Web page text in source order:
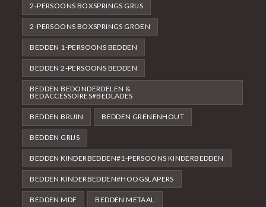
2-PERSOONS BOXSPRINGS GRIJS
2-PERSOONS BOXSPRINGS GROEN
BEDDEN 1-PERSOONS BEDDEN
BEDDEN 2-PERSOONS BEDDEN
BEDDEN BEDONDERDELEN &
BEDACCESSOIRES#BEDLADES
BEDDEN BRUIN BEDDEN GRENENHOUT
BEDDEN GRIJS
BEDDEN KINDERBEDDEN#1-PERSOONS KINDERBEDDEN
BEDDEN KINDERBEDDEN#HOOGSLAPERS
BEDDEN MDF BEDDEN METAAL